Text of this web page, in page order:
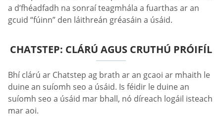
a d’fhéadfadh na sonraí teagmhála a fuarthas ar an
gcuid “fúinn” den láithreán gréasáin a úsáid.
CHATSTEP: CLÁRÚ AGUS CRUTHÚ PRÓIFÍL
Bhí clárú ar Chatstep ag brath ar an gcaoi ar mhaith le
duine an suíomh seo a úsáid. Is féidir le duine an
suíomh seo a úsáid mar bhall, nó díreach logáil isteach
mar aoi.